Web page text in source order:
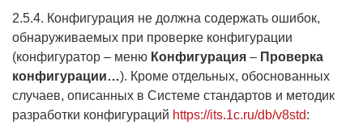
2.5.4. Конфигурация не должна содержать ошибок,
обнаруживаемых при проверке конфигурации
(конфигуратор – меню Конфигурация – Проверка
конфигурации…). Кроме отдельных, обоснованных
случаев, описанных в Системе стандартов и методик
разработки конфигураций https://its.1c.ru/db/v8std: